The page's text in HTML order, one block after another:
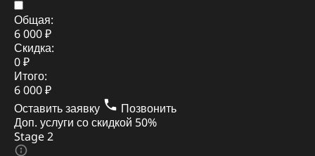
Общая:
6 000 ₽
Скидка:
0 ₽
Итого:
6 000 ₽
Оставить заявку
Позвонить
Доп. услуги со скидкой 50%
Stage 2